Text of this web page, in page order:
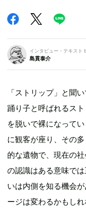
インタビュー・テキスト
島貫泰介
「ストリップ」と聞
踊り子と呼ばれるス
を脱いで裸になって
に観客が座り、その
的な遺物で、現在の
の認識はある意味で
いは内側を知る機会
ージは変わるかもしれ